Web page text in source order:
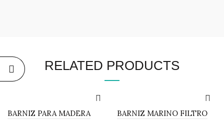
RELATED PRODUCTS
BARNIZ PARA MADERA
BARNIZ MARINO FILTRO